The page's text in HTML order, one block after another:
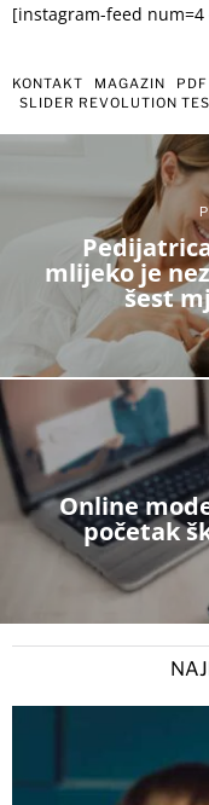
[instagram-feed
KONTAKT MAGAZIN
SLIDER REVOLUTION
mlijeko je
šest
Online
početak